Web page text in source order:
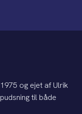
og ejet af Ulrik
til både